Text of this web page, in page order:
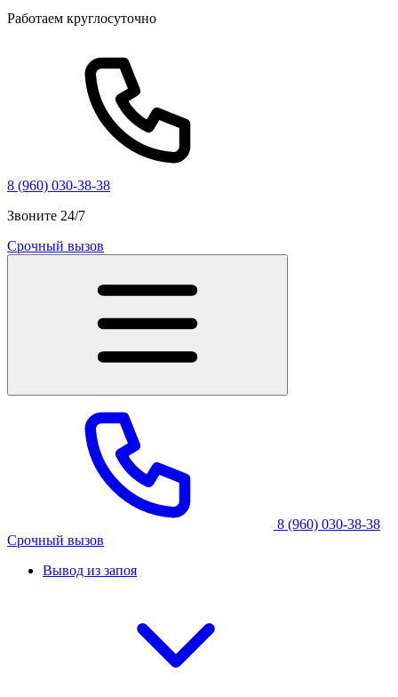
Работаем круглосуточно
8 (960) 030-38-38
Звоните 24/7
Срочный вызов
8 (960) 030-38-38
Срочный вызов
Вывод из запоя